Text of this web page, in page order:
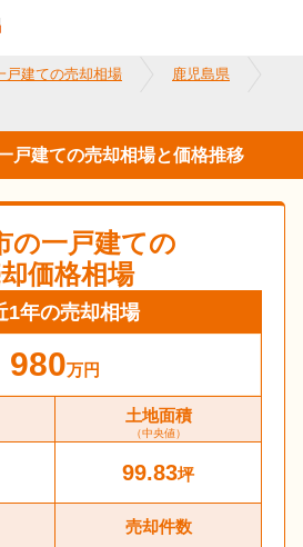
戸建ての売却相場 鹿児島県
戸建ての売却相場と価格推移
の一戸建ての
価格相場
1年の売却相場
980万円
土地面積
（中央値）
99.83坪
売却件数